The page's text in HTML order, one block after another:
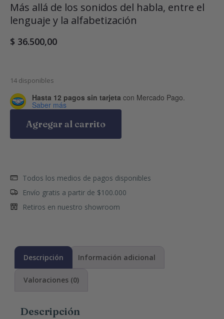
Más allá de los sonidos del habla, entre el
lenguaje y la alfabetización
$ 36.500,00
14 disponibles
Hasta 12 pagos sin tarjeta con Mercado Pago.
Saber más
Agregar al carrito
Todos los medios de pagos disponibles
Envío gratis a partir de $100.000
Retiros en nuestro showroom
Descripción Información adicional
Valoraciones (0)
Descripción